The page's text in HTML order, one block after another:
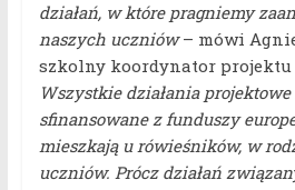
działań, w które pragniemy
naszych uczniów– mówi
szkolny koordynator projektu
Wszystkie działania projektowe
sfinansowane z funduszy
mieszkają u rówieśników, w
uczniów. Prócz działań